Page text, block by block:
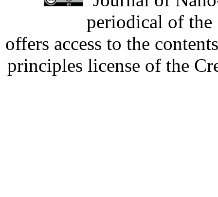
periodical of
offers access to the
principles license of the